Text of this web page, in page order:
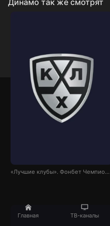
Главная ТВ-каналы
Динамо так же смотрят
«Лучшие клубы». Фонбет Чемпионат КХЛ. «Спартак» - «Торпедо»